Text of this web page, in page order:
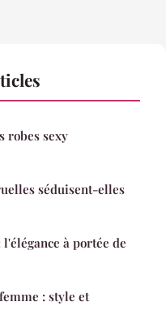
robes sexy
séduisent-elles
à portée de
: style et